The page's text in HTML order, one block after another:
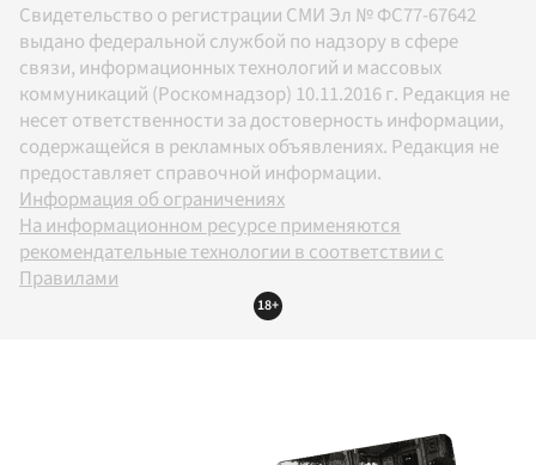
Свидетельство о регистрации СМИ Эл № ФС77-67642
выдано федеральной службой по надзору в сфере
связи, информационных технологий и массовых
коммуникаций (Роскомнадзор) 10.11.2016 г. Редакция не
несет ответственности за достоверность информации,
содержащейся в рекламных объявлениях. Редакция не
предоставляет справочной информации.
Информация об ограничениях
На информационном ресурсе применяются
рекомендательные технологии в соответствии с
Правилами
18+